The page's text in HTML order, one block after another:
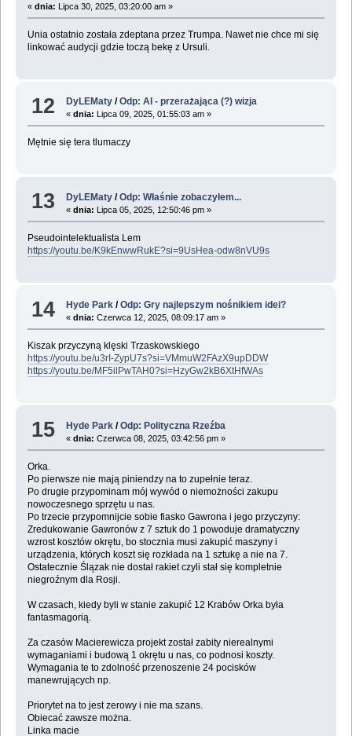
« dnia: Lipca 30, 2025, 03:20:00 am »
Unia ostatnio została zdeptana przez Trumpa. Nawet nie chce mi się
linkować audycji gdzie toczą bekę z Ursuli.
12 DyLEMaty /Odp: AI - przerażająca (?) wizja
«dnia: Lipca 09, 2025, 01:55:03 am »
Mętnie się tera tlumaczy
13 DyLEMaty /Odp: Właśnie zobaczyłem...
«dnia: Lipca 05, 2025, 12:50:46 pm »
Pseudointelektualista Lem
https://youtu.be/K9kEnwwRukE?si=9UsHea-odw8nVU9s
14 Hyde Park /Odp: Gry najlepszym nośnikiem idei?
«dnia: Czerwca 12, 2025, 08:09:17 am »
Kiszak przyczyną klęski Trzaskowskiego
https://youtu.be/u3rI-ZypU7s?si=VMmuW2FAzX9upDDW
https://youtu.be/MF5ilPwTAH0?si=HzyGw2kB6XtHfWAs
15 Hyde Park /Odp: Polityczna Rzeźba
«dnia: Czerwca 08, 2025, 03:42:56 pm »
Orka.
Po pierwsze nie mają piniendzy na to zupełnie teraz.
Po drugie przypominam mój wywód o niemożności zakupu
nowoczesnego sprzętu u nas.
Po trzecie przypomnijcie sobie fiasko Gawrona i jego przyczyny:
Zredukowanie Gawronów z 7 sztuk do 1 powoduje dramatyczny
wzrost kosztów okrętu, bo stocznia musi zakupić maszyny i
urządzenia, których koszt się rozkłada na 1 sztukę a nie na 7.
Ostatecznie Ślązak nie dostał rakiet czyli stał się kompletnie
niegroźnym dla Rosji.
W czasach, kiedy byli w stanie zakupić 12 Krabów Orka była
fantasmagorią.
Za czasów Macierewicza projekt został zabity nierealnymi
wymaganiami i budową 1 okrętu u nas, co podnosi koszty.
Wymagania te to zdolność przenoszenie 24 pocisków
manewrujących np.
Priorytet na to jest zerowy i nie ma szans.
Obiecać zawsze można.
Linka macie